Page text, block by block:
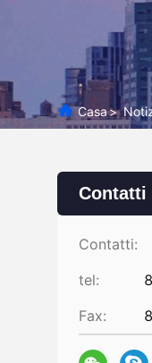
Casa>
Contatti
Contatti:
tel:
Fax: